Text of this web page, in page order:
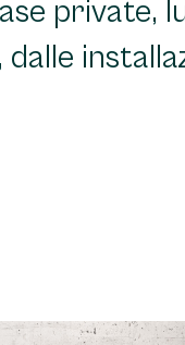
private,